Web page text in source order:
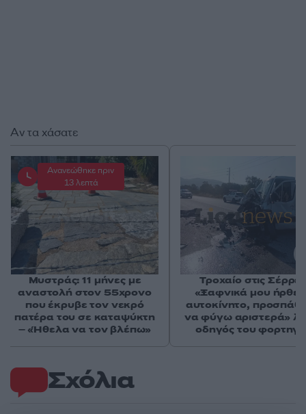
Σχόλια
Αν τα χάσατε
Ανανεώθηκε πριν
13 λεπτά
Μυστράς: 11 μήνες με
αναστολή στον 55χρονο
που έκρυβε τον νεκρό
πατέρα του σε καταψύκτη
– «Ήθελα να τον βλέπω»
Τροχαίο στις
«Ξαφνικά μου ήρθε
αυτοκίνητο,
να φύγω αριστερά»
οδηγός του